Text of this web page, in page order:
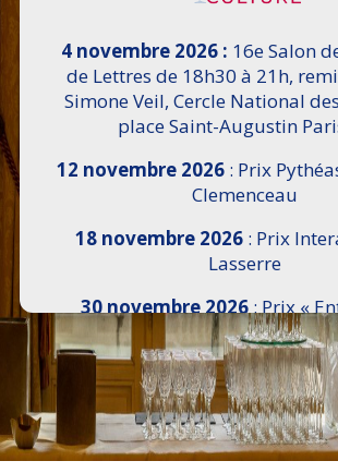
4 novembre 2026 : 16e Salon
de Lettres de 18h30 à 21h,
Simone Veil, Cercle National
place Saint-Augustin
12 novembre 2026: Prix
Clemenceau
18 novembre 2026: Prix
Lasserre
30 novembre 2026: Prix «
Rives » I Scemi Astutti au
7 décembre 2026 :16e Salon de
18h30 à 21h, remise du Prix
Cercle National des Armées 8
Augustin Paris 8e